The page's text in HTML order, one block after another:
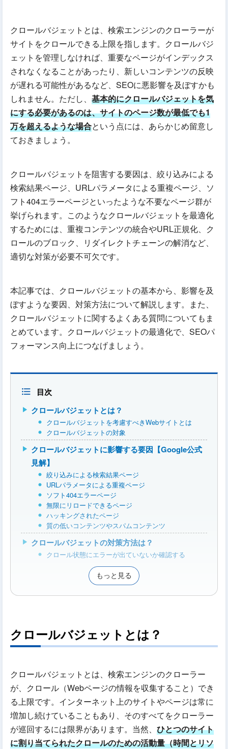
クロールバジェットとは、検索エンジンのクローラーが
サイトをクロールできる上限を指します。クロールバジ
ェットを管理しなければ、重要なページがインデックス
されなくなることがあったり、新しいコンテンツの反映
が遅れる可能性があるなど、SEOに悪影響を及ぼすかも
しれません。ただし、 基本的にクロールバジェットを気
にする必要があるのは、サイトのページ数が最低でも1
万を超えるような場合という点には、あらかじめ留意し
ておきましょう。
クロールバジェットを阻害する要因は、絞り込みによる
検索結果ページ、URLパラメータによる重複ページ、ソ
フト404エラーページといったような不要なページ群が
挙げられます。このようなクロールバジェットを最適化
するためには、重複コンテンツの統合やURL正規化、ク
ロールのブロック、リダイレクトチェーンの解消など、
適切な対策が必要不可欠です。
本記事では、クロールバジェットの基本から、影響を及
ぼすような要因、対策方法について解説します。また、
クロールバジェットに関するよくある質問についてもま
とめています。クロールバジェットの最適化で、SEOパ
フォーマンス向上につなげましょう。
目次
クロールバジェットとは？
クロールバジェットを考慮すべきWebサイトとは
クロールバジェットの対象
クロールバジェットに影響する要因【Google公式
見解】
絞り込みによる検索結果ページ
URLパラメータによる重複ページ
ソフト404エラーページ
無限にリロードできるページ
ハッキングされたページ
質の低いコンテンツやスパムコンテンツ
クロールバジェットの対策方法は？
クロール状態にエラーが出ていないか確認する
もっと見る
クロールバジェットとは？
クロールバジェットとは、検索エンジンのクローラー
が、クロール（Webページの情報を収集すること）でき
る上限です。インターネット上のサイトやページは常に
増加し続けていることもあり、そのすべてをクローラー
が巡回するには限界があります。当然、 ひとつのサイト
に割り当てられたクロールのための活動量（時間とリソ